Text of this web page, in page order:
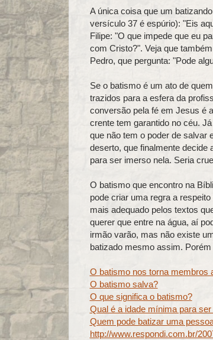
A única coisa que um
versículo 37 é espúrio): "Eis
Filipe: "O que impede que eu
com Cristo?". Veja que
Pedro, que pergunta: "Pode
Se o batismo é um ato de
trazidos para a esfera da
conversão pela fé em Jesus é
crente tem garantido no céu.
que não tem o poder de salvar
deserto, que finalmente decide
para ser imerso nela. Seria
O batismo que encontro na
pode criar uma regra a
mais adequado pelos textos
querer que entre na água, aí
irmão varão, mas não existe
batizado mesmo assim.
O batismo nos torna membros
O batismo salva?
O que significa o batismo?
Qual é a idade mínima para
Quem pode batizar uma
http://www.respondi.com.br/